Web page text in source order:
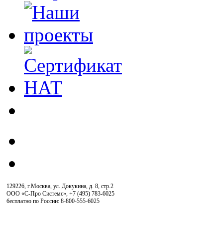
129226, г.Москва, ул. Докукина, д. 8, стр.2
ООО «С-Про Системс», +7 (495) 783-6025
бесплатно по России: 8-800-555-6025